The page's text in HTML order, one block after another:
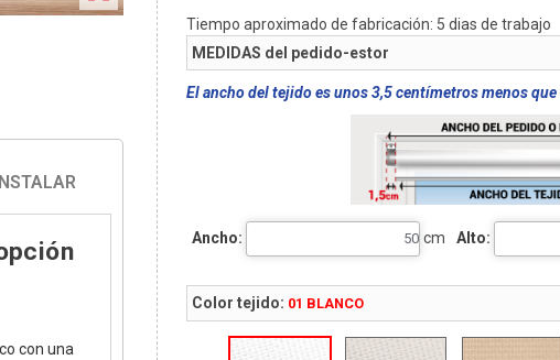
con una
Tiempo aproximado de fabricación: 5 dias de trabajo
MEDIDAS del pedido-estor
El ancho del tejido es unos 3,5 centímetros menos
Ancho: cm Alto:
Color tejido: 01 BLANCO